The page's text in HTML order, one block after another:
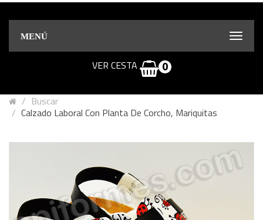
MENÚ
VER CESTA 0
Buscar
Calzado Laboral Con Planta De Corcho, Mariquitas